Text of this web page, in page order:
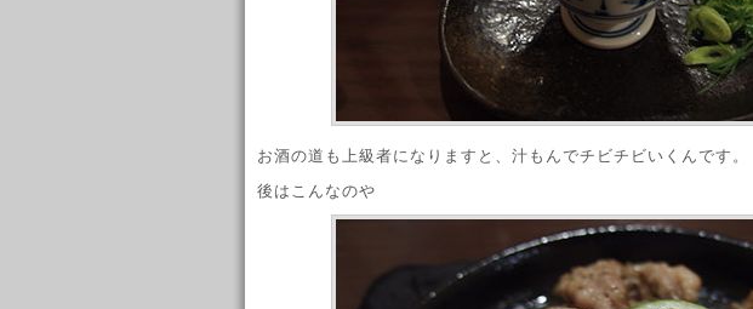
お酒の道も上級者になりますと、汁もんでチビチビいくんです。
後はこんなのや